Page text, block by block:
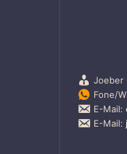
Joeber
Fone/
E-Mail:
E-Mail: